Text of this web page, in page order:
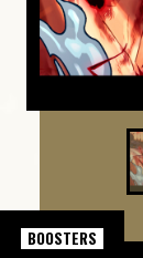
BOOSTERS